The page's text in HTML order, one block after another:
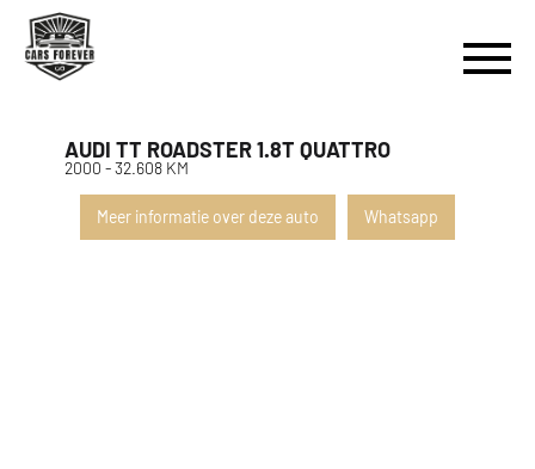
AUDI TT ROADSTER 1.8T QUATTRO
2000 - 32.608 KM
Meer informatie over deze auto Whatsapp